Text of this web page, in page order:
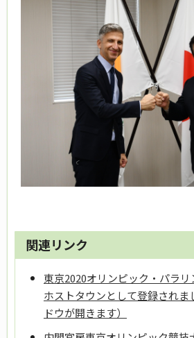
関連リンク
東京2020オリンピック・パラ
ホストタウンとして登録されま
ドウが開きます）